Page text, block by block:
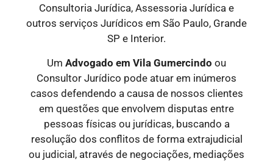
Consultoria Jurídica, Assessoria Jurídica e
outros serviços Jurídicos em São Paulo, Grande
SP e Interior.
Um Advogado em Vila Gumercindo ou
Consultor Jurídico pode atuar em inúmeros
casos defendendo a causa de nossos clientes
em questões que envolvem disputas entre
pessoas físicas ou jurídicas, buscando a
resolução dos conflitos de forma extrajudicial
ou judicial, através de negociações, mediações